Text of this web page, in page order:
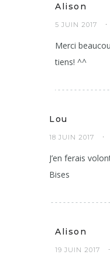
Alison
5 JUIN 2017
Merci
tiens! ^^
Lou
18 JUIN 2017
J’en ferais
Bises
Alison
19 JUIN 2017